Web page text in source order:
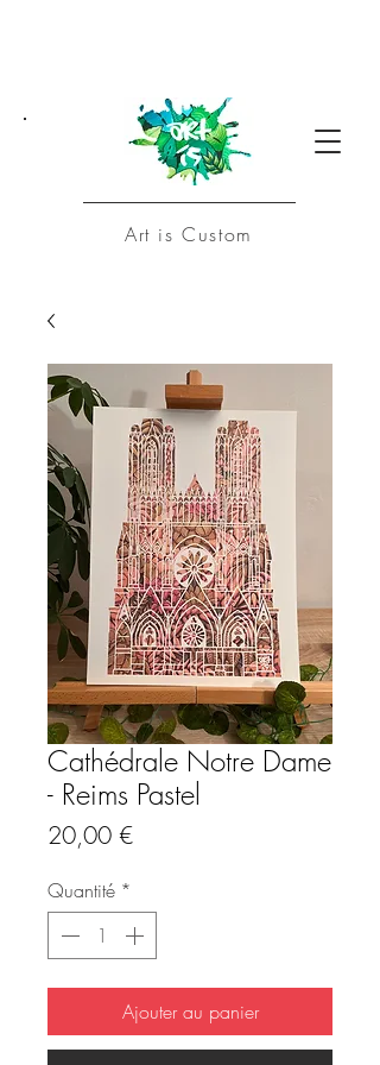
Art is Custom
Cathédrale Notre Dame
- Reims Pastel
20,00 €Prix
Quantité *
Ajouter au panier